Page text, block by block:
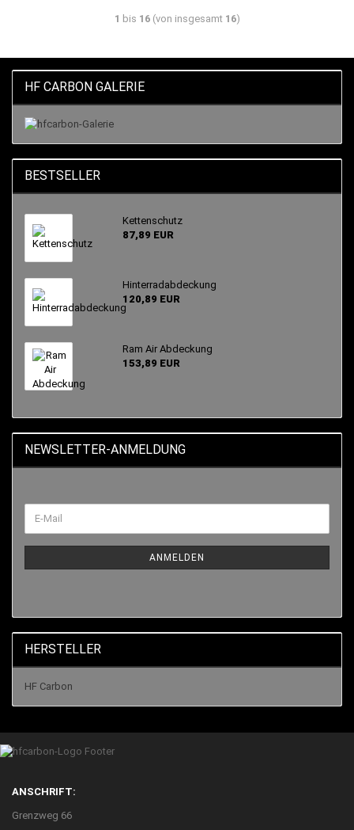
1 bis 16(von insgesamt 16)
HF CARBON GALERIE
BESTSELLER
Kettenschutz
87,89 EUR
Hinterradabdeckung
120,89 EUR
Ram Air Abdeckung
153,89 EUR
NEWSLETTER-ANMELDUNG
ANMELDEN
HERSTELLER
HF Carbon
ANSCHRIFT:
Grenzweg 66